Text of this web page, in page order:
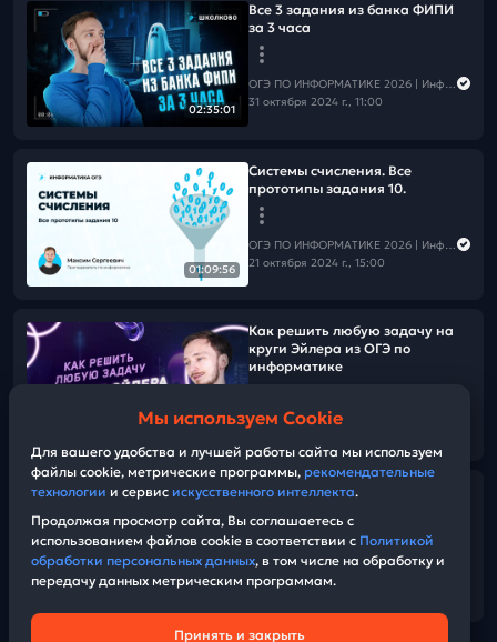
02:35:01
Все 3 задания из банка ФИПИ
за 3 часа
ОГЭ ПО ИНФОРМАТИКЕ 2026 | Информатика с Мане
31 октября 2024 г., 11:00
01:09:56
Системы счисления. Все
прототипы задания 10.
ОГЭ ПО ИНФОРМАТИКЕ 2026 | Информатика с Мане
21 октября 2024 г., 15:00
51:15
Как решить любую задачу на
круги Эйлера из ОГЭ по
информатике
49:59
Круги Эйлера. Задание 8
17 октября 2024 г., 15:00
Мы используем Cookie
Для вашего удобства и лучшей работы сайта мы используем
файлы cookie, метрические программы, рекомендательные
технологии и сервис искусственного интеллекта.
Продолжая просмотр сайта, Вы соглашаетесь с
использованием файлов cookie в соответствии с Политикой
обработки персональных данных, в том числе на обработку и
передачу данных метрическим программам.
Принять и закрыть